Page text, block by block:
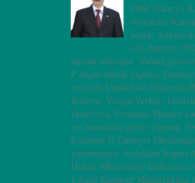
1960 Sakarya-
ortaokulu
sonra,
mezun olmuştur. Vatani
P.Atgm olarak yapmış.
sırasıyla Çanakkale-
Bozova, Yozgat-Yerköy,
İncirliova, Erzurum-Merkez
ve unvanlarla görev yapmış;
Erzurum İl Emniyet
yürütmüştür. Ardından
Hukuk Müşavirliği kadrosuna
1.Sınıf Emniyet